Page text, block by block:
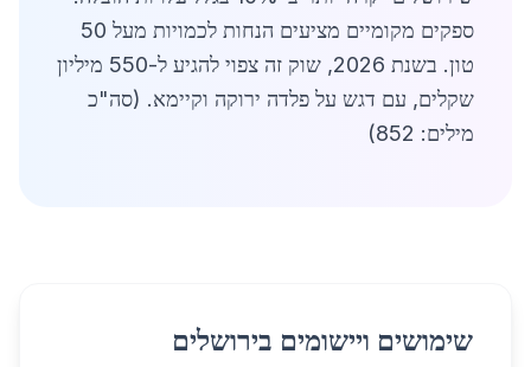
ספקים מקומיים מציעים הנחות לכמויות מעל 50
טון. בשנת 2026, שוק זה צפוי להגיע ל-550 מיליון
שקלים, עם דגש על פלדה ירוקה וקיימא. (סה"כ
מילים: 852)
שימושים ויישומים בירושלים